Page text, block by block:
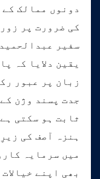
دونوں ممالک
کی ضرورت پر زور
سفیر
یقین دلایا کہ
زبان پر عبور
جدت پسند وژن
ثابت ہو سکتی
ہنزہ آصف کی
میں سرمایہ
بھی اپنے